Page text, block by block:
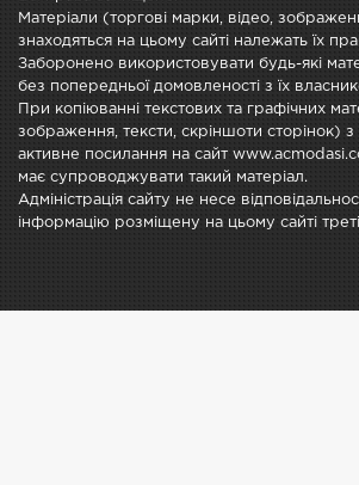
Матеріали (торгові марки, відео,
знаходяться на цьому сайті належать їх
Заборонено використовувати будь-які
без попередньої домовленості з їх
При копіюванні текстових та графічних
зображення, тексти, скріншоти сторінок) з
активне посилання на сайт
має супроводжувати такий матеріал.
Адміністрація сайту не несе
інформацію розміщену на цьому сайті